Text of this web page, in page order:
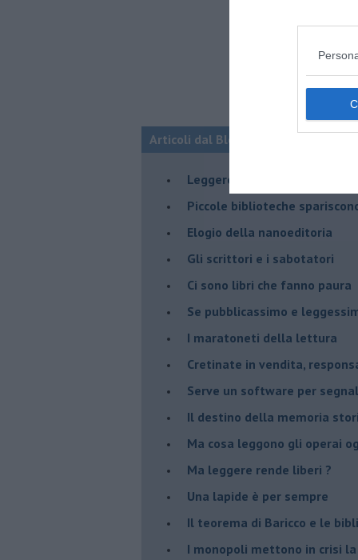
Articoli dal Blog “Leggere” di
​Leggere in Nazionale
​Piccole biblioteche
​Elogio della nanoeditoria
Gli scrittori e i sabotatori
Ci sono libri che fanno paura
Se pubblicassimo e
I maratoneti della lettura
Cretinate in vendita,
Serve un software per
​Il destino della memoria
Ma cosa leggono gli operai
Ma leggere rende liberi ?
​Una lapide è per sempre
Il teorema di Baricco e le
I monopoli mettono in crisi